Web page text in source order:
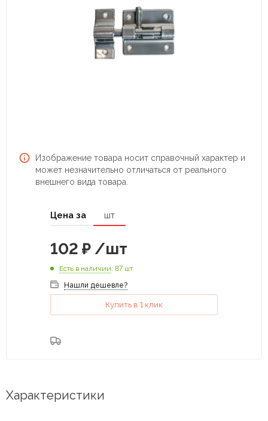
Изображение товара носит справочный характер и
может незначительно отличаться от реального
внешнего вида товара.
Цена за шт
102 ₽ /шт
Есть в наличии: 87 шт
Нашли дешевле?
Купить в 1 клик
Характеристики